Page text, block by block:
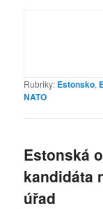
Rubriky: Estonsko,
NATO
Estonská
kandidáta
úřad